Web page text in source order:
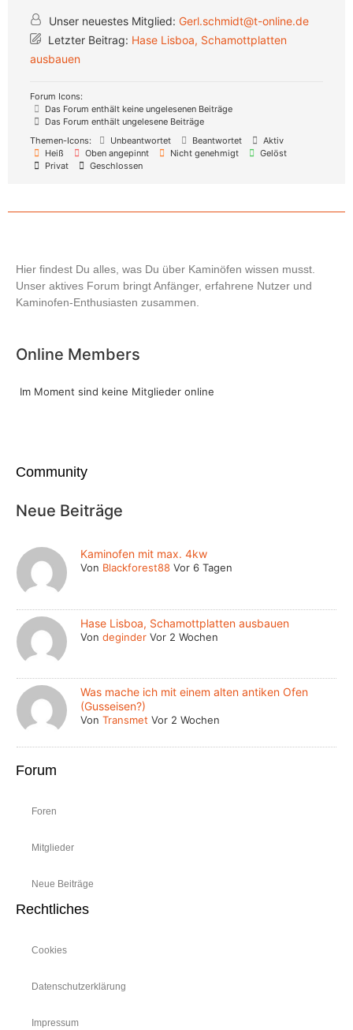
Unser neuestes Mitglied: Gerl.schmidt@t-online.de
Letzter Beitrag: Hase Lisboa, Schamottplatten
ausbauen
Forum Icons:
Das Forum enthält keine ungelesenen Beiträge
Das Forum enthält ungelesene Beiträge
Themen-Icons:
Unbeantwortet Beantwortet
Aktiv
Heiß
Oben angepinnt Nicht genehmigt
Gelöst
Privat
Geschlossen
Hier findest Du alles, was Du über Kaminöfen wissen musst.
Unser aktives Forum bringt Anfänger, erfahrene Nutzer und
Kaminofen-Enthusiasten zusammen.
Online Members
Im Moment sind keine Mitglieder online
Community
Neue Beiträge
Kaminofen mit max. 4kw
Von Blackforest88 Vor 6 Tagen
Hase Lisboa, Schamottplatten ausbauen
Vondeginder Vor 2 Wochen
Was mache ich mit einem alten antiken Ofen
(Gusseisen?)
VonTransmet Vor 2 Wochen
Forum
Foren
Mitglieder
Neue Beiträge
Rechtliches
Cookies
Datenschutzerklärung
Impressum